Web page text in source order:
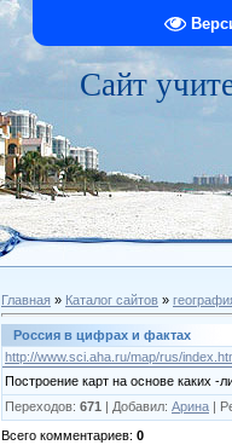
Сайт
Главная » Каталог сайтов »
Россия в цифрах и фактах
http://www.sci.aha.ru/map/rus/
Построение карт на основе каких -
Переходов: 671 | Добавил: Арина |
Всего комментариев: 0